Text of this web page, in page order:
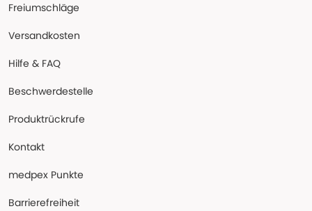
Freiumschläge
Versandkosten
Hilfe & FAQ
Beschwerdestelle
Produktrückrufe
Kontakt
medpex Punkte
Barrierefreiheit